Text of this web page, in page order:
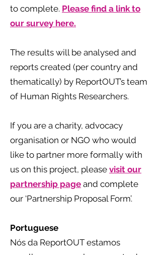
to complete. Please find a link to
our survey here.
The results will be analysed and
reports created (per country and
thematically) by ReportOUT’s team
of Human Rights Researchers.
If you are a charity, advocacy
organisation or NGO who would
like to partner more formally with
us on this project, please visit our
partnership page and complete
our ‘Partnership Proposal Form’.
Portuguese
Nós da ReportOUT estamos